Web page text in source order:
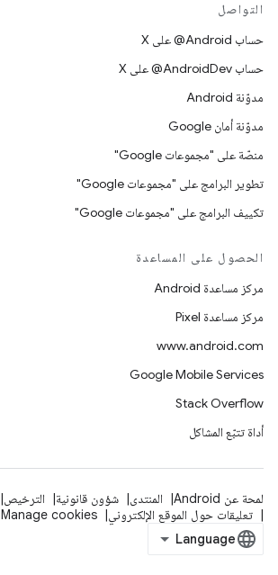
التواصل
حساب ‎@Android على X
حساب ‎@AndroidDev على X
مدوّنة Android
مدوّنة أمان Google
منصّة على "مجموعات Google"
تطوير البرامج على "مجموعات Google"
تكييف البرامج على "مجموعات Google"
الحصول على المساعدة
مركز مساعدة Android
مركز مساعدة Pixel
www.android.com
Google Mobile Services
Stack Overflow
أداة تتبّع المشاكل
لمحة عن Android المنتدى شؤون قانونية الترخيص
تعليقات حول الموقع الإلكتروني
Manage cookies